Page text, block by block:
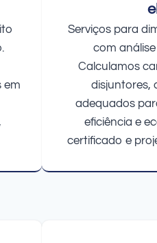
em
Serviços para
com
Calculamos
disjuntores,
adequados
eficiência e
certificado e